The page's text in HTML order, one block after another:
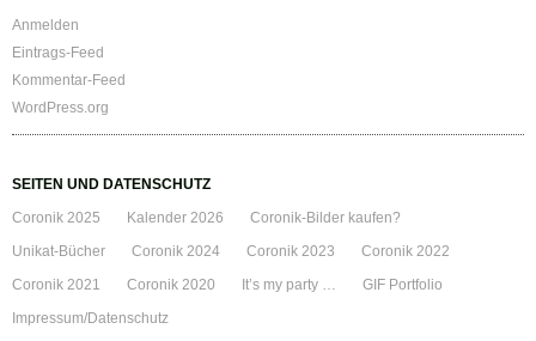
Anmelden
Eintrags-Feed
Kommentar-Feed
WordPress.org
SEITEN UND DATENSCHUTZ
Coronik 2025
Kalender 2026
Coronik-Bilder kaufen?
Unikat-Bücher
Coronik 2024 Coronik 2023
Coronik 2022
Coronik 2021
Coronik 2020 It’s my party …
GIF Portfolio
Impressum/Datenschutz